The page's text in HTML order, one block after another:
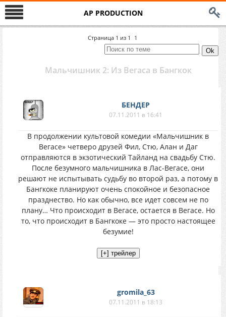
AP PRODUCTION
Страница 1 из 1 1
Мальчишник 2: Из Вегаса в Бангкок
БЕНДЕР
07.11.2011 в 16:41
В продолжении культовой комедии «Мальчишник в
Вегасе» четверо друзей Фил, Стю, Алан и Даг
отправляются в экзотический Тайланд на свадьбу Стю.
После безумного мальчишника в Лас-Вегасе, они
решают не испытывать судьбу во второй раз, а потому в
Бангкоке планируют очень спокойное и безопасное
празднество. Но как обычно, все идет совсем не по
плану… Что происходит в Вегасе, остается в Вегасе. Но
то, что происходит в Бангкоке — это просто настоящее
безумие!
gromila_63
07.11.2011 в 18:13